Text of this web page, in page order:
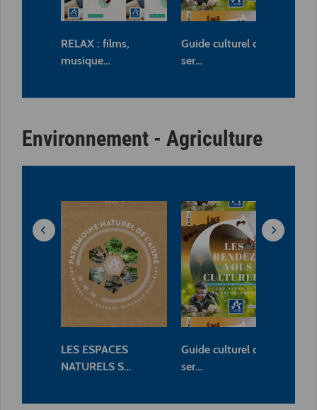
RELAX : films,
musique…
Guide culturel des
ser…
Environnement - Agriculture
LES ESPACES
NATURELS S…
Guide culturel des
ser…